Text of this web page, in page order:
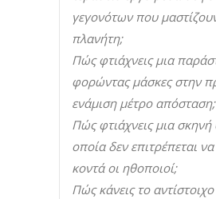
γεγονότων που
πλανήτη;
Πώς φτιάχνεις μια
φορώντας μάσκες στην
ενάμιση μέτρο απόσταση;
Πώς φτιάχνεις μια σκηνή
οποία δεν επιτρέπεται
κοντά οι ηθοποιοί;
Πώς κάνεις το